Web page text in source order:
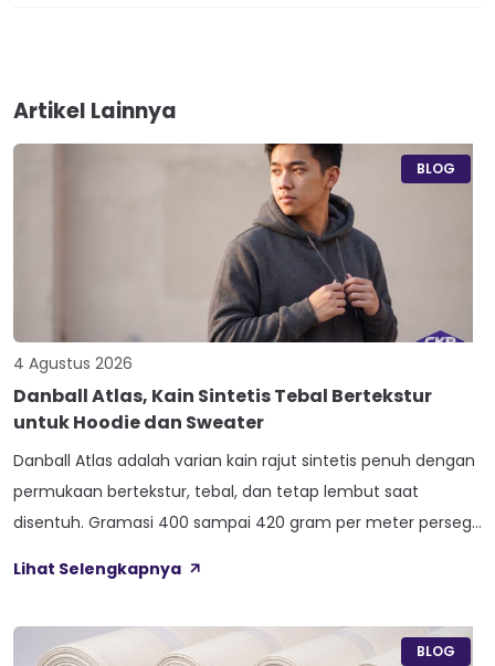
Artikel Lainnya
BLOG
4 Agustus 2026
Danball Atlas, Kain Sintetis Tebal Bertekstur
untuk Hoodie dan Sweater
Danball Atlas adalah varian kain rajut sintetis penuh dengan
permukaan bertekstur, tebal, dan tetap lembut saat
disentuh. Gramasi 400 sampai 420 gram per meter persegi,
Anti Bacterial, dan Anti Kusut, membuat kain ini pas untuk
Nama Atlas boleh jadi belum […]
Lihat Selengkapnya
BLOG